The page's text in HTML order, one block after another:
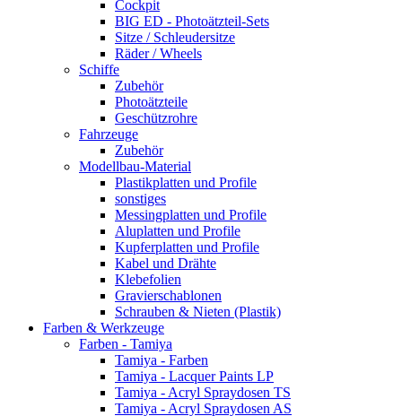
Cockpit
BIG ED - Photoätzteil-Sets
Sitze / Schleudersitze
Räder / Wheels
Schiffe
Zubehör
Photoätzteile
Geschützrohre
Fahrzeuge
Zubehör
Modellbau-Material
Plastikplatten und Profile
sonstiges
Messingplatten und Profile
Aluplatten und Profile
Kupferplatten und Profile
Kabel und Drähte
Klebefolien
Gravierschablonen
Schrauben & Nieten (Plastik)
Farben & Werkzeuge
Farben - Tamiya
Tamiya - Farben
Tamiya - Lacquer Paints LP
Tamiya - Acryl Spraydosen TS
Tamiya - Acryl Spraydosen AS